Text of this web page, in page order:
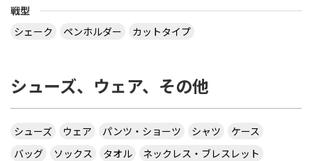
戦型
シェーク
ペンホルダー カットタイプ
シューズ、ウェア、その他
シューズ ウェア パンツ・ショーツ シャツ
ケース
バッグ
ソックス タオル
ネックレス・ブレスレット